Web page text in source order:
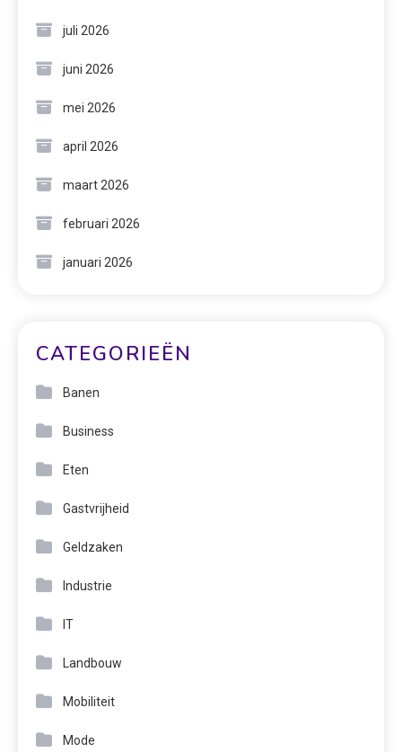
juli 2026
juni 2026
mei 2026
april 2026
maart 2026
februari 2026
januari 2026
CATEGORIEËN
Banen
Business
Eten
Gastvrijheid
Geldzaken
Industrie
IT
Landbouw
Mobiliteit
Mode